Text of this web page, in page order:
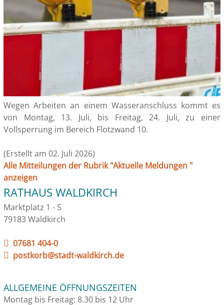
Wegen Arbeiten an einem Wasseranschluss kommt es
von Montag, 13. Juli, bis Freitag, 24. Juli, zu einer
Vollsperrung im Bereich Flotzwand 10.
(Erstellt am 02. Juli 2026)
Alle Mitteilungen der Rubrik "Aktuelle Meldungen "
anzeigen
RATHAUS WALDKIRCH
Marktplatz 1 - 5
79183 Waldkirch
07681 404-0
postkorb@stadt-waldkirch.de
ALLGEMEINE ÖFFNUNGSZEITEN
Montag bis Freitag: 8.30 bis 12 Uhr